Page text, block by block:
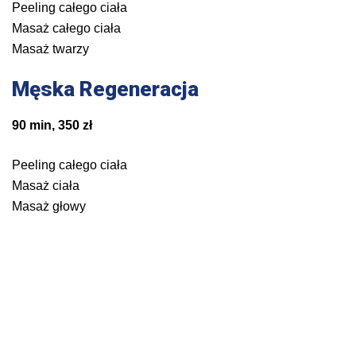
Peeling całego ciała
Masaż całego ciała
Masaż twarzy
Męska Regeneracja
90 min, 350 zł
Peeling całego ciała
Masaż ciała
Masaż głowy